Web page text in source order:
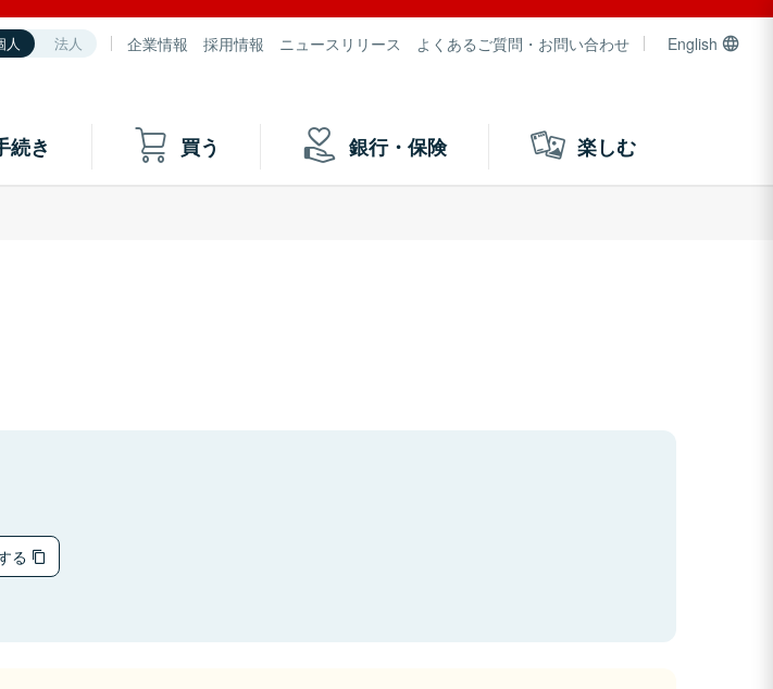
人 法人 企業情報 採用情報 ニュースリリース よくあるご質問・お問い合わせ English
続き 買う 銀行・保険 楽しむ
る